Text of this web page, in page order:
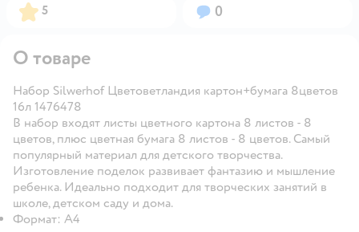
Рейтинг:
5 Вопросов:
0
О товаре
Набор Silwerhof Цветоветландия картон+бумага 8цветов
16л 1476478
В набор входят листы цветного картона 8 листов - 8
цветов, плюс цветная бумага 8 листов - 8 цветов. Самый
популярный материал для детского творчества.
Изготовление поделок развивает фантазию и мышление
ребенка. Идеально подходит для творческих занятий в
школе, детском саду и дома.
Формат: А4